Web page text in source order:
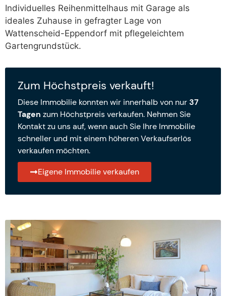
Individuelles Reihenmittelhaus mit Garage als
ideales Zuhause in gefragter Lage von
Wattenscheid-Eppendorf mit pflegeleichtem
Gartengrundstück.
Zum Höchstpreis verkauft!
Diese Immobilie konnten wir innerhalb von nur37
Tagen zum Höchstpreis verkaufen. Nehmen Sie
Kontakt zu uns auf, wenn auch Sie Ihre Immobilie
schneller und mit einem höheren Verkaufserlös
verkaufen möchten.
Eigene Immobilie verkaufen